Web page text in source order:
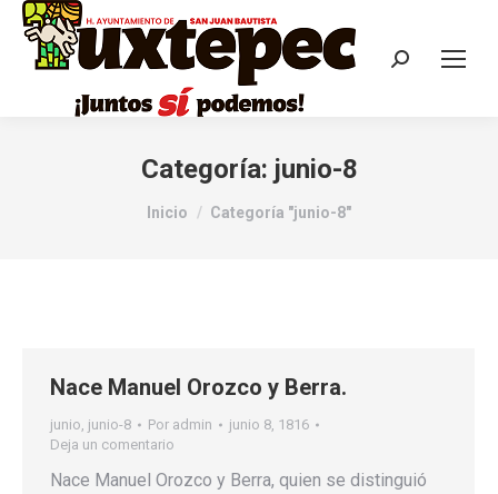
Categoría: junio-8
Estás aquí:
Inicio Categoría "junio-8"
Nace Manuel Orozco y Berra.
junio, junio-8 Por admin
junio 8, 1816
Deja un comentario
Nace Manuel Orozco y Berra, quien se distinguió